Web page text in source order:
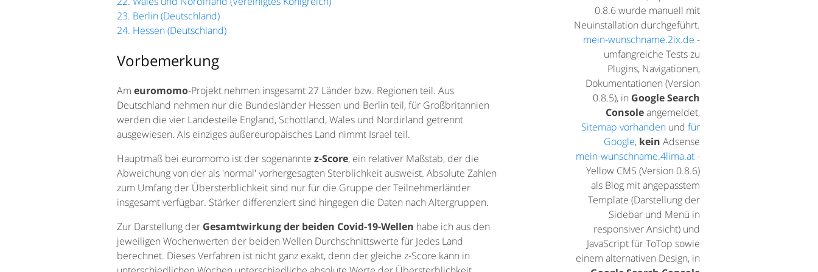
23. Berlin (Deutschland)
24. Hessen (Deutschland)
Vorbemerkung
Am euromomo-Projekt nehmen insgesamt 27 Länder bzw. Regionen teil. Aus
Deutschland nehmen nur die Bundesländer Hessen und Berlin teil, für Großbritannien
werden die vier Landesteile England, Schottland, Wales und Nordirland getrennt
ausgewiesen. Als einziges außereuropäisches Land nimmt Israel teil.
Hauptmaß bei euromomo ist der sogenannte z-Score, ein relativer Maßstab, der die
Abweichung von der als 'normal' vorhergesagten Sterblichkeit ausweist. Absolute Zahlen
zum Umfang der Übersterblichkeit sind nur für die Gruppe der Teilnehmerländer
insgesamt verfügbar. Stärker differenziert sind hingegen die Daten nach Altergruppen.
Zur Darstellung der Gesamtwirkung der beiden Covid-19-Wellen habe ich aus den
jeweiligen Wochenwerten der beiden Wellen Durchschnittswerte für Jedes Land
berechnet. Dieses Verfahren ist nicht ganz exakt, denn der gleiche z-Score kann in
0.8.6 wurde manuell mit
Neuinstallation durchgeführt.
mein-wunschname.2ix.de -
umfangreiche Tests zu
Plugins, Navigationen,
Dokumentationen (Version
0.8.5), in Google Search
Consoleangemeldet,
Sitemap vorhanden und für
Google, kein Adsense
mein-wunschname.4lima.at-
Yellow CMS (Version 0.8.6)
als Blog mit angepasstem
Template (Darstellung der
Sidebar und Menü in
responsiver Ansicht) und
JavaScript für ToTop sowie
einem alternativen Design, in